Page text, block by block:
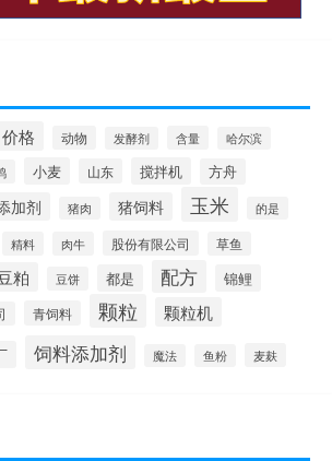
价格 动物 发酵剂 含量 哈尔滨
小麦 山东 搅拌机 方舟
加剂 猪肉 猪饲料 玉米 的是
精料 肉牛 股份有限公司 草鱼
粕 豆饼 都是 配方 锦鲤
青饲料 颗粒 颗粒机
饲料添加剂 魔法 鱼粉 麦麸